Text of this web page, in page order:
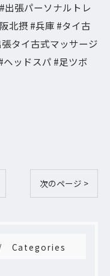
出張パーソナルトレ
北摂 #兵庫 #タイ古
タイ古式マッサージ
ヘッドスパ #足ツボ
次のページ >
Categories